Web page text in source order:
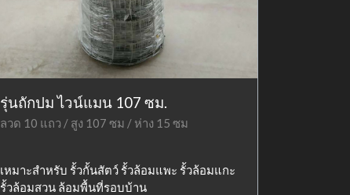
รุ่นถักปม ไวน์แมน 107 ซม.
ลวด 10 แถว / สูง 107 ซม / ห่าง 15 ซม
เหมาะสำหรับ รั้วกั้นสัตว์ รั้วล้อมแพะ รั้วล้อมแกะ
รั้วล้อมสวน ล้อมพื้นที่รอบบ้าน